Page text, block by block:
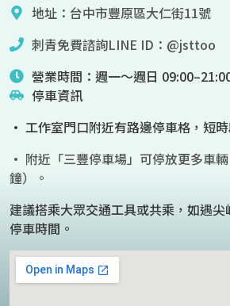
地址：台中市豐原區大仁街11號
刺青免費諮詢LINE ID：@jsttoo
營業時間：週一～週日
停車資訊
• 工作室門口附近有路邊停車格，短
• 附近「三豐停車場」可停放更多車
鐘）。
建議搭乘大眾交通工具或共乘，如遇
停車時間。